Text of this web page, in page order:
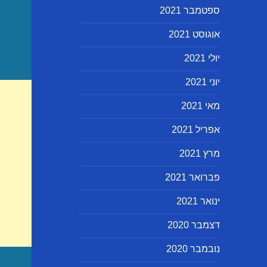
ספטמבר 2021
אוגוסט 2021
יולי 2021
יוני 2021
מאי 2021
אפריל 2021
מרץ 2021
פברואר 2021
ינואר 2021
דצמבר 2020
נובמבר 2020